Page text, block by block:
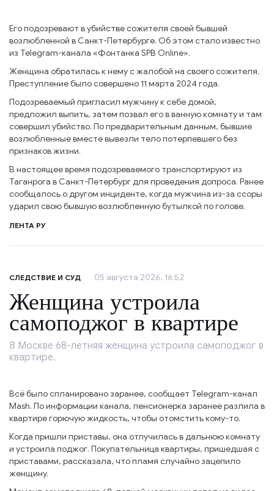
Его подозревают в убийстве сожителя своей бывшей
возлюбленной в Санкт-Петербурге. Об этом стало известно
из Telegram-канала «Фонтанка SPB Online».
Женщина обратилась к нему с жалобой на своего сожителя.
Преступление было совершено 11 марта 2024 года.
Подозреваемый пригласил мужчину к себе домой,
предложил выпить, затем позвал его в ванную комнату и там
совершил убийство. По предварительным данным, бывшие
возлюбленные вместе вывезли тело потерпевшего без
признаков жизни.
В настоящее время подозреваемого транспортируют из
Таганрога в Санкт-Петербург для проведения допроса. Ранее
сообщалось о другом инциденте, когда мужчина из-за ссоры
ударил свою бывшую возлюбленную бутылкой по голове.
ЛЕНТА РУ
СЛЕДСТВИЕ И СУД 05 августа 2026, 16:52
Женщина устроила
самоподжог в квартире
В Москве 68-летняя женщина устроила самоподжог в
квартире.
Всё было спланировано заранее, сообщает Telegram-канал
Mash. По информации канала, пенсионерка заранее разлила в
квартире горючую жидкость, чтобы отомстить кому-то.
Когда пришли приставы, она отлучилась в дальнюю комнату
и устроила поджог. Покупательница квартиры, пришедшая с
приставами, рассказала, что пламя случайно зацепило
женщину.